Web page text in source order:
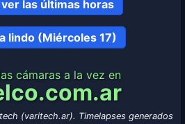
las últimas horas
lindo (Miércoles 17)
cámaras a la vez en
(varitech.ar). Timelapses generados